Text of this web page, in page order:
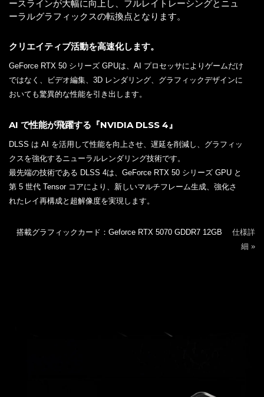
ースラインが大幅に向上し、フルレイトレーシングとニュ
ーラルグラフィックスの転換点となります。
クリエイティブ活動を高速化します。
GeForce RTX 50 シリーズ GPUは、AI プロセッサによりゲームだけ
ではなく、ビデオ編集、3D レンダリング、グラフィックデザインに
おいても驚異的な性能を引き出します。
AI で性能が飛躍する『NVIDIA DLSS 4』
DLSS は AI を活用して性能を向上させ、遅延を削減し、グラフィッ
クスを強化するニューラルレンダリング技術です。
最先端の技術である DLSS 4は、GeForce RTX 50 シリーズ GPU と
第 5 世代 Tensor コアにより、新しいマルチフレーム生成、強化さ
れたレイ再構成と超解像度を実現します。
搭載グラフィックカード：Geforce RTX 5070 GDDR7 12GB 仕様詳
細 »